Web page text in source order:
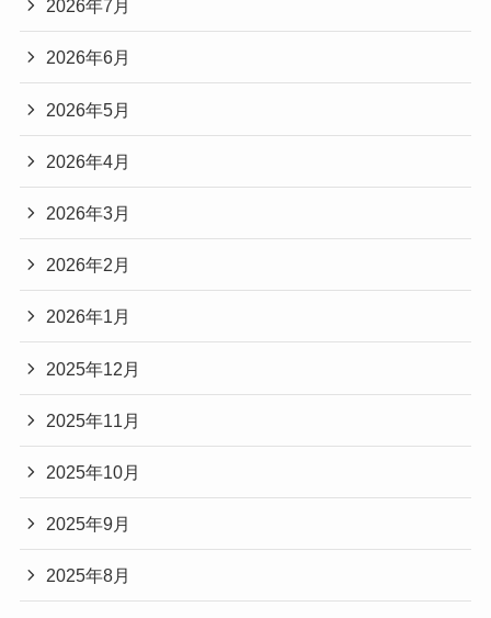
2026年8月
2026年7月
2026年6月
2026年5月
2026年4月
2026年3月
2026年2月
2026年1月
2025年12月
2025年11月
2025年10月
2025年9月